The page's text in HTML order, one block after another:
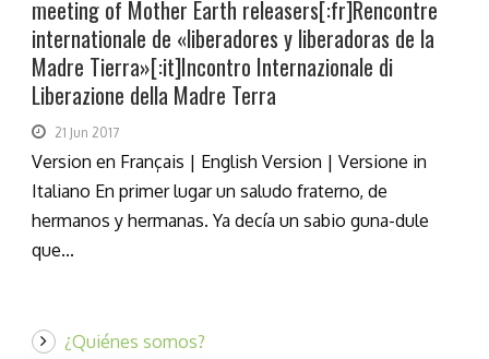
meeting of Mother Earth releasers[:fr]Rencontre
internationale de «liberadores y liberadoras de la
Madre Tierra»[:it]Incontro Internazionale di
Liberazione della Madre Terra
21 Jun 2017
Version en Français | English Version | Versione in
Italiano En primer lugar un saludo fraterno, de
hermanos y hermanas. Ya decía un sabio guna-dule
que...
¿Quiénes somos?